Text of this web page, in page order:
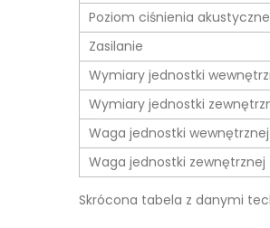
Poziom ciśnienia
Zasilanie
Wymiary jednostki
Wymiary jednostki
Waga jednostki wewnętrznej
Waga jednostki zewnętrznej
Skrócona tabela z danymi